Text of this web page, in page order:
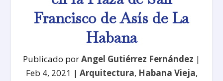
Francisco de Asís de La
Habana
Publicado porAngel Gutiérrez Fernández |
Feb 4, 2021 | Arquitectura, Habana Vieja,